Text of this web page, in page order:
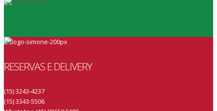
RESERVAS E DELIVERY
(15) 3243-4237
(15) 3343-5506